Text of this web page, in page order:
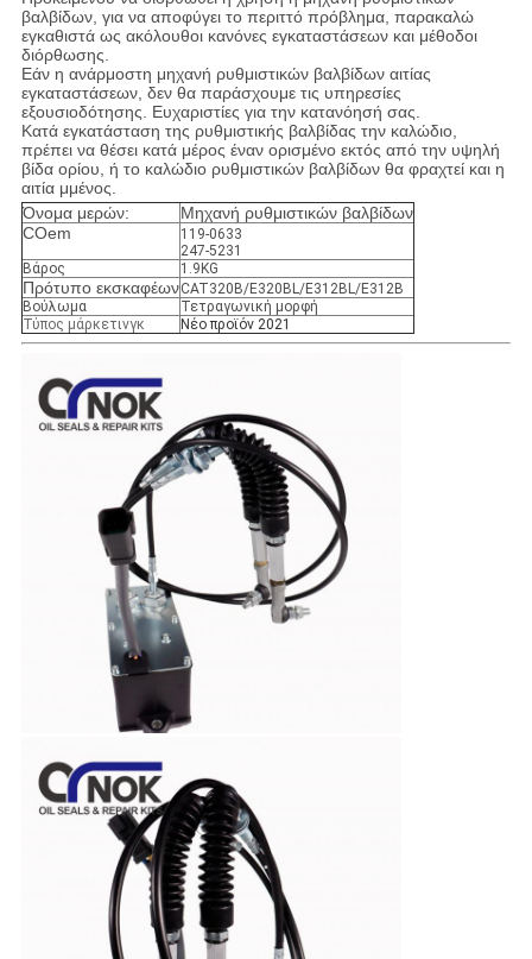
βαλβίδων, για να αποφύγει το περιττό πρόβλημα, παρακαλώ
εγκαθιστά ως ακόλουθοι κανόνες εγκαταστάσεων και μέθοδοι
διόρθωσης.
Εάν η ανάρμοστη μηχανή ρυθμιστικών βαλβίδων αιτίας
εγκαταστάσεων, δεν θα παράσχουμε τις υπηρεσίες
εξουσιοδότησης. Ευχαριστίες για την κατανόησή σας.
Κατά εγκατάσταση της ρυθμιστικής βαλβίδας την καλώδιο,
πρέπει να θέσει κατά μέρος έναν ορισμένο εκτός από την υψηλή
βίδα ορίου, ή το καλώδιο ρυθμιστικών βαλβίδων θα φραχτεί και η
αιτία μμένος.
Όνομα μερών:
Μηχανή ρυθμιστικών βαλβίδων
COem
119-0633
247-5231
Βάρος
1.9KG
Πρότυπο εκσκαφέωνCAT320B/E320BL/E312BL/E312B
Βούλωμα
Τετραγωνική μορφή
Τύπος μάρκετινγκ
Νέο προϊόν 2021